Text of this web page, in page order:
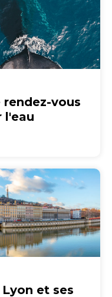
rendez-vous
l'eau
et ses